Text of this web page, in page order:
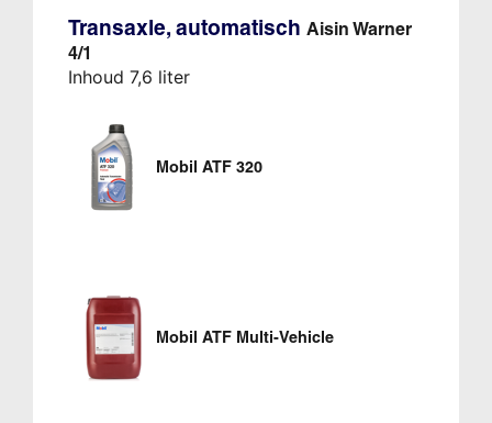
Transaxle, automatisch Aisin Warner
4/1
Inhoud 7,6 liter
Mobil ATF 320
Mobil ATF Multi-Vehicle